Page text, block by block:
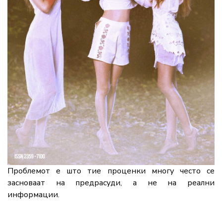
Проблемот е што тие проценки многу често се
засноваат на предрасуди, а не на реални
информации.